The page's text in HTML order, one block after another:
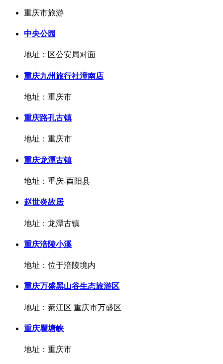
重庆市旅游
中央公园
地址：区公安局对面
重庆九州旅行社潼南店
地址：重庆市
重庆路孔古镇
地址：重庆市
重庆龙潭古镇
地址：重庆-酉阳县
赵世炎故居
地址：龙潭古镇
重庆涪陵小溪
地址：位于涪陵境内
重庆万盛黑山谷生态旅游区
地址：綦江区 重庆市万盛区
重庆瞿塘峡
地址：重庆市